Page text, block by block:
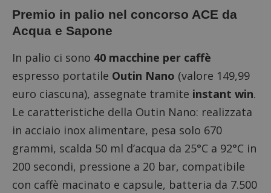
Premio in palio nel concorso ACE da
Acqua e Sapone
In palio ci sono 40 macchine per caffè
espresso portatile Outin Nano (valore 149,99
euro ciascuna), assegnate tramite instant win.
Le caratteristiche della Outin Nano: realizzata
in acciaio inox alimentare, pesa solo 670
grammi, scalda 50 ml d’acqua da 25°C a 92°C in
200 secondi, pressione a 20 bar, compatibile
con caffè macinato e capsule, batteria da 7.500